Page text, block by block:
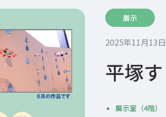
展示
2025年11月13
平塚
展示室（4階）